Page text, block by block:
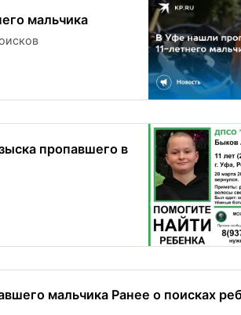
мальчика
пропавшего в
мальчика Ранее о поисках